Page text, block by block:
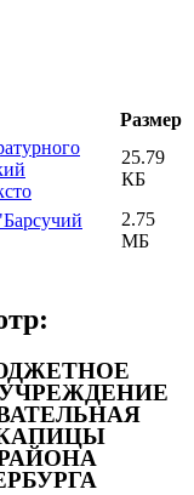
Размер
25.79
КБ
2.75
МБ